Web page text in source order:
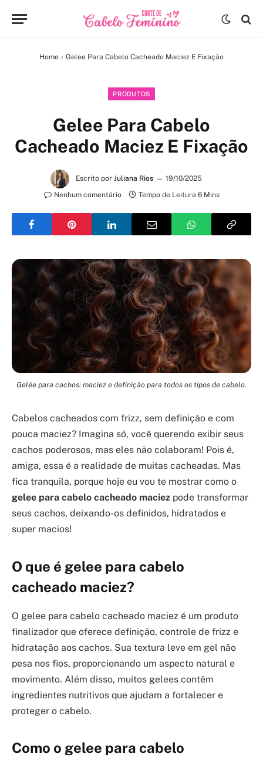
Home » Gelee Para Cabelo Cacheado Maciez E Fixação
PRODUTOS
Gelee Para Cabelo
Cacheado Maciez E Fixação
Escrito por Juliana Rios
19/10/2025
Nenhum comentário
Tempo de Leitura 6 Mins
Gelée para cachos: maciez e definição para todos os tipos de cabelo.
Cabelos cacheados com frizz, sem definição e com
pouca maciez? Imagina só, você querendo exibir seus
cachos poderosos, mas eles não colaboram! Pois é,
amiga, essa é a realidade de muitas cacheadas. Mas
fica tranquila, porque hoje eu vou te mostrar como o
gelee para cabelo cacheado maciez pode transformar
seus cachos, deixando-os definidos, hidratados e
super macios!
O que é gelee para cabelo
cacheado maciez?
O gelee para cabelo cacheado maciez é um produto
finalizador que oferece definição, controle de frizz e
hidratação aos cachos. Sua textura leve em gel não
pesa nos fios, proporcionando um aspecto natural e
movimento. Além disso, muitos gelees contêm
ingredientes nutritivos que ajudam a fortalecer e
proteger o cabelo.
Como o gelee para cabelo